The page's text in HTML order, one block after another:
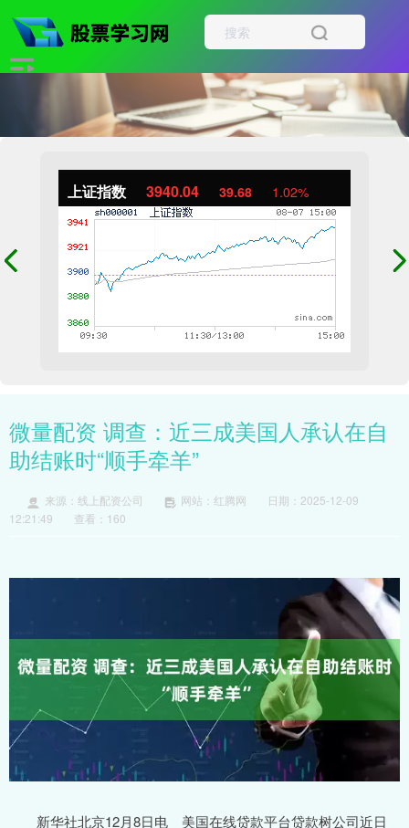
上证指数 3940.04 39.68 1.02%
微量配资 调查：近三成美国人承认在自
助结账时“顺手牵羊”
来源：线上配资公司 网站：红腾网
日期：2025-12-09
12:21:49
查看：160
新华社北京12月8日电 美国在线贷款平台贷款树公司近日